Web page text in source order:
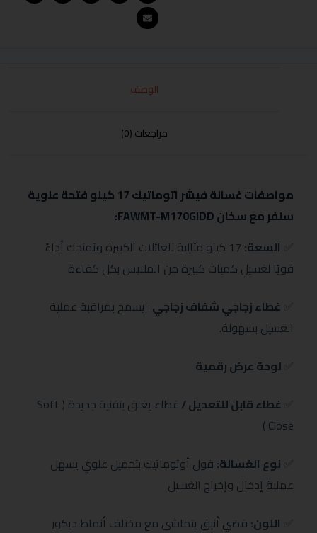
الوصف
مراجعات (0)
مواصفات غسالة فيشر اتوماتيك 17 كيلو فتحة علوية
سلفر مع سخان FAWMT-M170GIDD:
السعة:
17 كيلو مثالية للعائلات الكبيرة وتمنحك أداءً
قويًا لغسيل كميات كبيرة من الملابس بكل كفاءة
غطاء زجاجي شفاف زجاجي: يسمح بمراقبة عملية
الغسيل بسهولة.
لوحة عرض رقمية
غطاء قابل للتعديل /
غطاء يغلق بتقنية جديدة ( Soft
Close )
نوع الغسالة: فول أوتوماتيك بتحميل علوي يسهل
عملية إدخال وإخراج الغسيل
اللون: فضي أنيق يتماشى مع مختلف أنماط ديكور